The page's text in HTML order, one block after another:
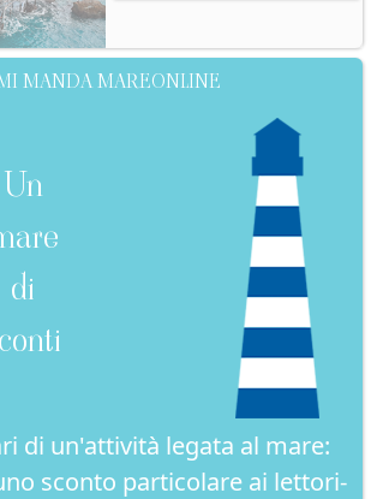
MANDA MAREONLINE
Un
di
di un'attività legata al mare:
sconto particolare ai lettori-